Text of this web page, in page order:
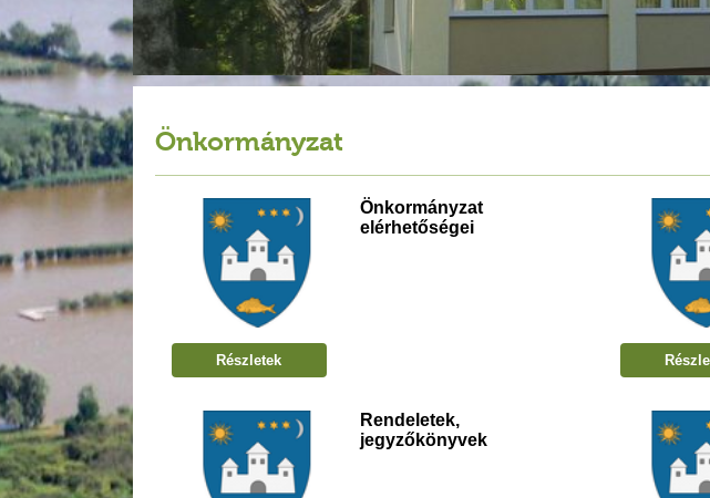
Önkormányzat
Önkormányzat
elérhetőségei
Részletek
Rendeletek,
jegyzőkönyvek